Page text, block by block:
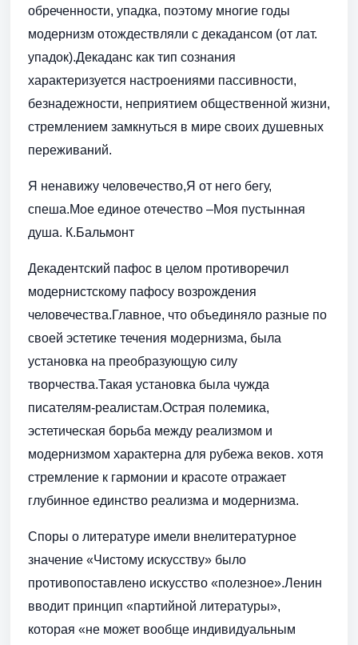
обреченности, упадка, поэтому многие годы
модернизм отождествляли с декадансом (от лат.
упадок).Декаданс как тип сознания
характеризуется настроениями пассивности,
безнадежности, неприятием общественной жизни,
стремлением замкнуться в мире своих душевных
переживаний.
Я ненавижу человечество,Я от него бегу,
спеша.Мое единое отечество –Моя пустынная
душа. К.Бальмонт
Декадентский пафос в целом противоречил
модернистскому пафосу возрождения
человечества.Главное, что объединяло разные по
своей эстетике течения модернизма, была
установка на преобразующую силу
творчества.Такая установка была чужда
писателям-реалистам.Острая полемика,
эстетическая борьба между реализмом и
модернизмом характерна для рубежа веков. хотя
стремление к гармонии и красоте отражает
глубинное единство реализма и модернизма.
Споры о литературе имели внелитературное
значение «Чистому искусству» было
противопоставлено искусство «полезное».Ленин
вводит принцип «партийной литературы»,
которая «не может вообще индивидуальным